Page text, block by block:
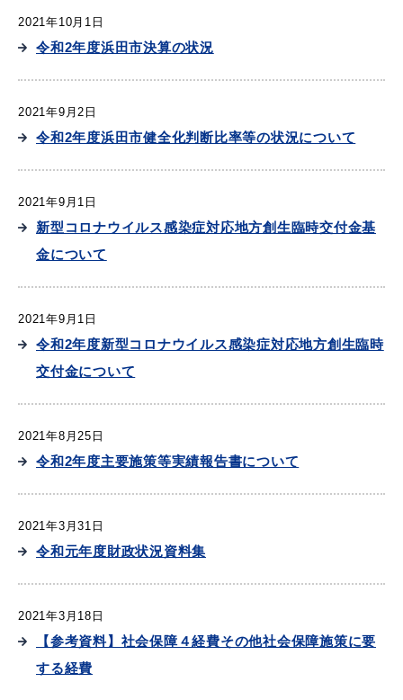
2021年10月1日
令和2年度浜田市決算の状況
2021年9月2日
令和2年度浜田市健全化判断比率等の状況について
2021年9月1日
新型コロナウイルス感染症対応地方創生臨時交付金基
金について
2021年9月1日
令和2年度新型コロナウイルス感染症対応地方創生臨時
交付金について
2021年8月25日
令和2年度主要施策等実績報告書について
2021年3月31日
令和元年度財政状況資料集
2021年3月18日
【参考資料】社会保障４経費その他社会保障施策に要
する経費